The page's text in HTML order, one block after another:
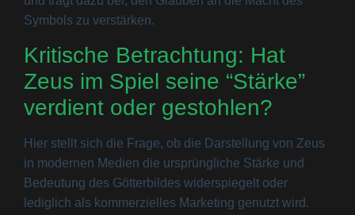
Symbols zu verstärken.
Kritische Betrachtung: Hat
Zeus im Spiel seine “Stärke”
verdient oder gestohlen?
Hier stellt sich die Frage, ob die Darstellung von Zeus
in modernen Medien die ursprüngliche Stärke und
Bedeutung des Götterbildes widerspiegelt oder
lediglich als kommerzielles Marketing genutzt wird.